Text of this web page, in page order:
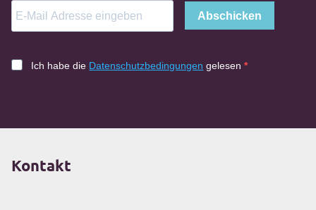
Abschicken
Ich habe die Datenschutzbedingungen gelesen
Kontakt